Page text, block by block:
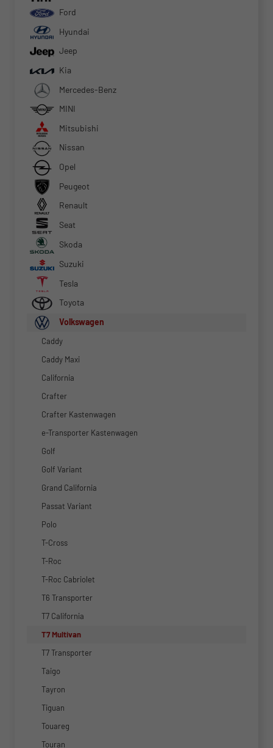
Ford
Hyundai
Jeep
Kia
Mercedes-Benz
MINI
Mitsubishi
Nissan
Opel
Peugeot
Renault
Seat
Skoda
Suzuki
Tesla
Toyota
Volkswagen
Caddy
Caddy Maxi
California
Crafter
Crafter Kastenwagen
e-Transporter Kastenwagen
Golf
Golf Variant
Grand California
Passat Variant
Polo
T-Cross
T-Roc
T-Roc Cabriolet
T6 Transporter
T7 California
T7 Multivan
T7 Transporter
Taigo
Tayron
Tiguan
Touareg
Touran